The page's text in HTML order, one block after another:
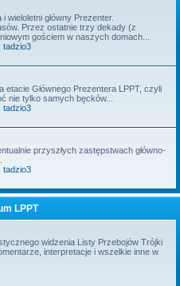
i wieloletni główny Prezenter.
Przez ostatnie trzy dekady (z
gościem w naszych domach...
tadzio3
etacie Głównego Prezentera LPPT, czyli
nie tylko samych bęcków...
tadzio3
przyszłych zastępstwach główno-
tadzio3
LPPT
widzenia Listy Przebojów Trójki
interpretacje i wszelkie inne w